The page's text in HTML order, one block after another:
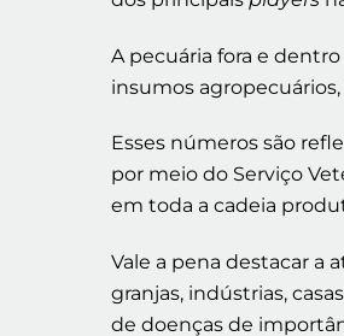
A pecuária fora e
insumos
Esses números são
por meio do Serviço
em toda a cadeia
Vale a pena destacar a
granjas, indústrias,
de doenças de